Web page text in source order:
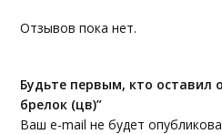
Отзывов пока нет.
Будьте первым, кто оставил
брелок (цв)”
Ваш e-mail не будет